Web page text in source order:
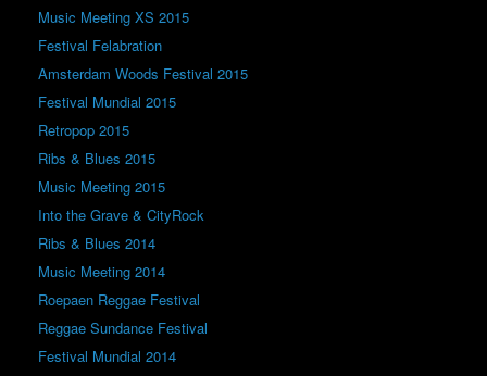
Music Meeting XS 2015
Festival Felabration
Amsterdam Woods Festival 2015
Festival Mundial 2015
Retropop 2015
Ribs & Blues 2015
Music Meeting 2015
Into the Grave & CityRock
Ribs & Blues 2014
Music Meeting 2014
Roepaen Reggae Festival
Reggae Sundance Festival
Festival Mundial 2014